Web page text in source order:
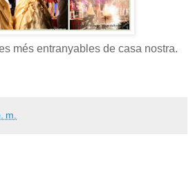
més entranyables de casa nostra.
m.